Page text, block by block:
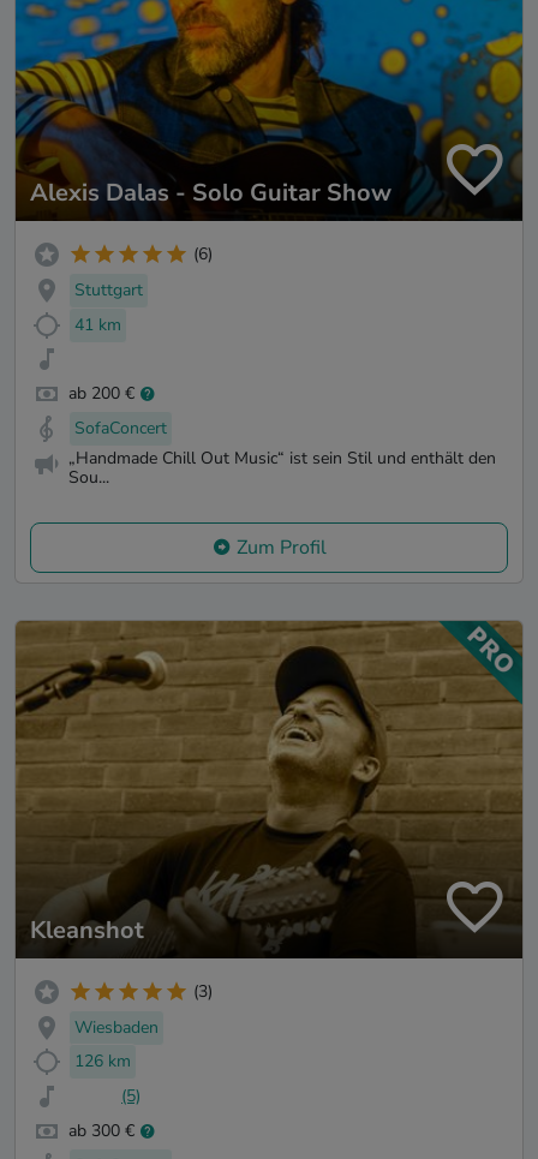
Alexis Dalas - Solo Guitar Show
(6)
Stuttgart
41 km
ab 200 €
SofaConcert
„Handmade Chill Out Music“ ist sein Stil und enthält den
Sou...
Zum Profil
Kleanshot
(3)
Wiesbaden
126 km
(5)
ab 300 €